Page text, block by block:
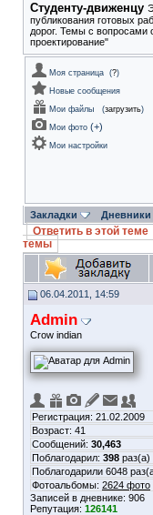
Студенту-движeнцу
публикования готовых
дорог. Темы с вопросами
проектирование"
Моя страница (?)
Новые сообщения
Мои файлы
(загрузить)
Мои фото (+)
Мои настройки
Закладки Дневники
Ответить в этой теме
темы
06.04.2011, 14:59
Admin
Crow indian
Регистрация: 21.02.2009
Возраст: 41
Сообщений: 30,463
Поблагодарил: 398 раз(а)
Поблагодарили 6048
Фотоальбомы: 2624 фото
Записей в дневнике: 906
Репутация: 126141